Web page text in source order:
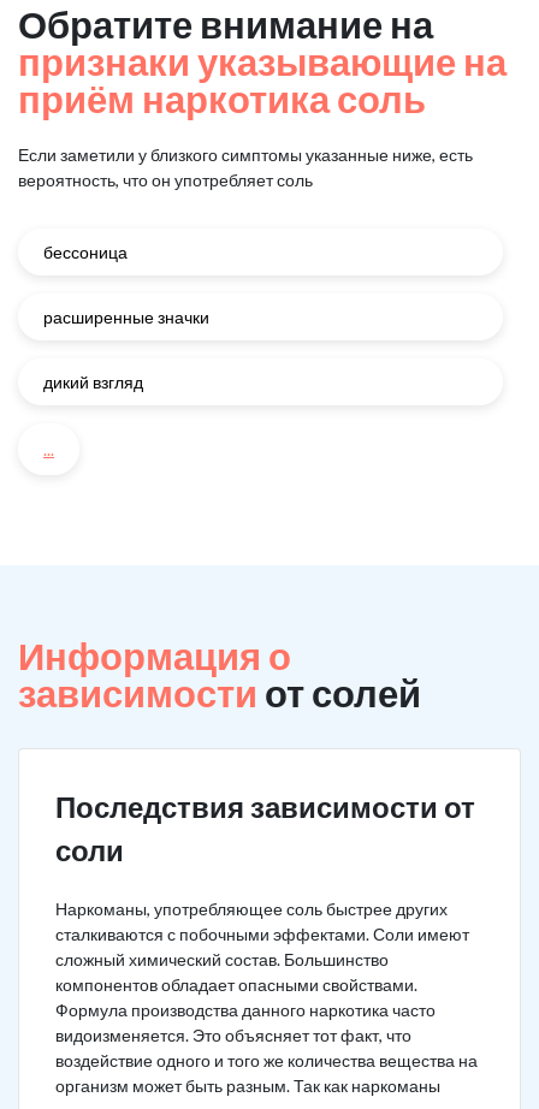
Обратите внимание на
признаки указывающие на
приём наркотика соль
Если заметили у близкого симптомы указанные ниже, есть
вероятность, что он употребляет соль
бессоница
расширенные значки
дикий взгляд
...
Информация о
зависимости от солей
Последствия зависимости от
соли
Наркоманы, употребляющее соль быстрее других
сталкиваются с побочными эффектами. Соли имеют
сложный химический состав. Большинство
компонентов обладает опасными свойствами.
Формула производства данного наркотика часто
видоизменяется. Это объясняет тот факт, что
воздействие одного и того же количества вещества на
организм может быть разным. Так как наркоманы